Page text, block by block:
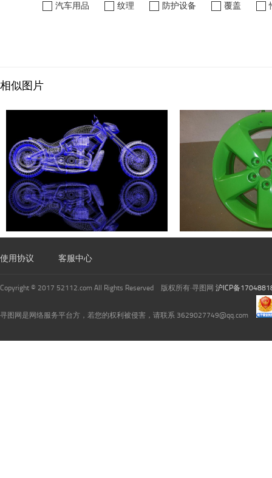
汽车用品
纹理 防护设备 覆盖
相似图片
使用协议 客服中心
Copyright © 2017 52112.com All Rights Reserved 版权所有·寻图网 沪ICP备
寻图网是网络服务平台方，若您的权利被侵害，请联系 3629027749@qq.com